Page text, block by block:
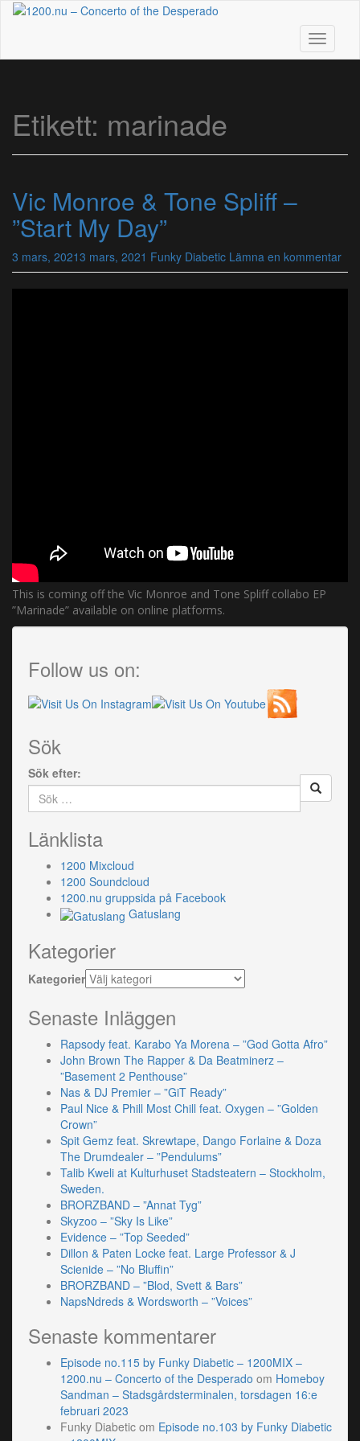
Skip
content
Toggle
Etikett: marinade
Vic Monroe & Tone Spliff –
”Start My Day”
3 mars, 20213 mars, 2021 Funky Diabetic Lämna en kommentar
This is coming off the Vic Monroe and Tone Spliff collabo EP
”Marinade” available on online platforms.
Follow us on:
Sök
Sök efter:
Länklista
1200 Mixcloud
1200 Soundcloud
1200.nu gruppsida på Facebook
Gatuslang
Kategorier
Kategorier
Senaste Inläggen
Rapsody feat. Karabo Ya Morena – ”God Gotta Afro”
John Brown The Rapper & Da Beatminerz –
”Basement 2 Penthouse”
Nas & DJ Premier – ”GiT Ready”
Paul Nice & Phill Most Chill feat. Oxygen – ”Golden
Crown”
Spit Gemz feat. Skrewtape, Dango Forlaine & Doza
The Drumdealer – ”Pendulums”
Talib Kweli at Kulturhuset Stadsteatern – Stockholm,
Sweden.
BRORZBAND – ”Annat Tyg”
Skyzoo – ”Sky Is Like”
Evidence – ”Top Seeded”
Dillon & Paten Locke feat. Large Professor & J
Scienide – ”No Bluffin”
BRORZBAND – ”Blod, Svett & Bars”
NapsNdreds & Wordsworth – ”Voices”
Senaste kommentarer
Episode no.115 by Funky Diabetic – 1200MIX –
1200.nu – Concerto of the Desperado om Homeboy
Sandman – Stadsgårdsterminalen, torsdagen 16:e
februari 2023
Funky Diabetic om Episode no.103 by Funky Diabetic